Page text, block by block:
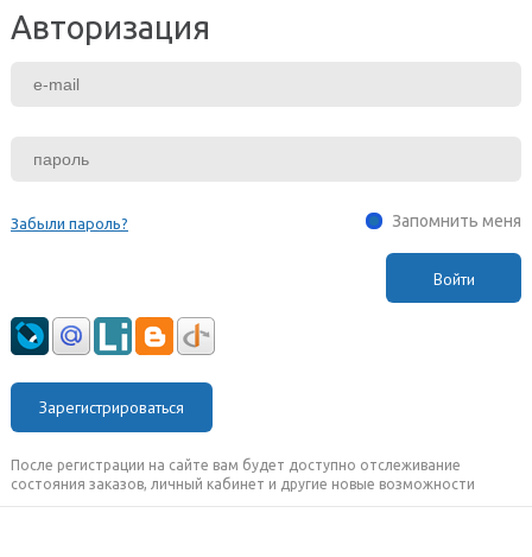
Авторизация
Забыли пароль? Запомнить меня
Зарегистрироваться
После регистрации на сайте вам будет доступно отслеживание
состояния заказов, личный кабинет и другие новые возможности